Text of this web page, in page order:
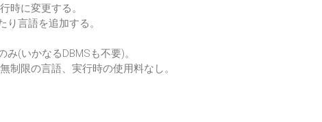
時に変更する。
言語を追加する。
(いかなるDBMSも不要)。
制限の言語、実行時の使用料なし。